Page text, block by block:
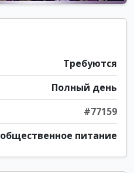
Требуются
Полный день
#77159
общественное питание